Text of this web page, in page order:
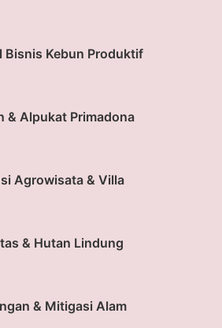
Bisnis Kebun Produktif
& Alpukat Primadona
Agrowisata & Villa
& Hutan Lindung
& Mitigasi Alam